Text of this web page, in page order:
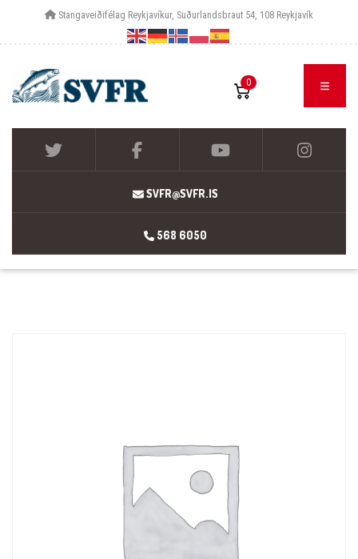
Stangaveiðifélag Reykjavíkur, Suðurlandsbraut 54, 108 Reykjavík
0
SVFR@SVFR.IS
568 6050